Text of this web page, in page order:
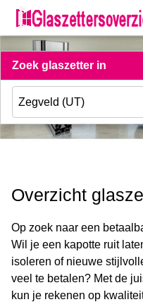
Zoek glaszetter in
Overzicht
Op zoek naar een
Wil je een kapotte ruit
isoleren of nieuwe
veel te betalen? Met de
kun je rekenen op